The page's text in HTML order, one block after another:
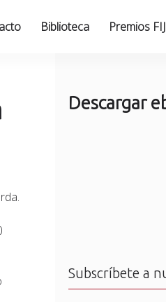
Biblioteca Premios
Descargar
Subscríbete a